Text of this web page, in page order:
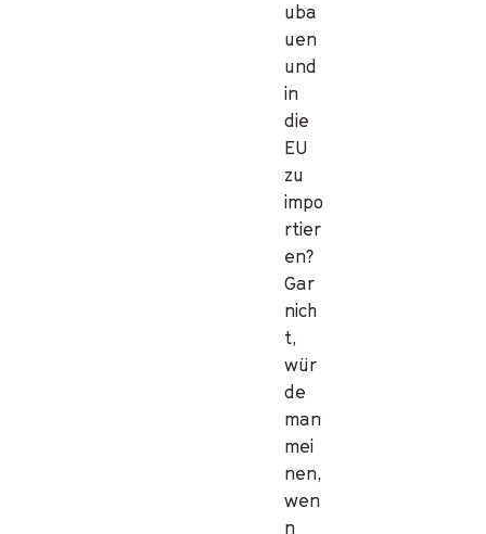
uba
uen
und
in
die
EU
zu
impo
rtier
en?
Gar
nich
t,
wür
de
man
mei
nen,
wen
n